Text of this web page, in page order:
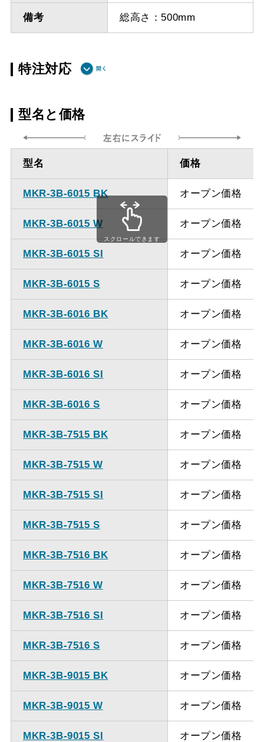
備考 総高さ：500mm
特注対応
方（壁面取付
タイプ）
ダクト方向上
方（天井取付
タイプ）
最小寸法 400ｍｍ
ダクト方向上
タイプ）
最大寸法 835ｍｍ
ダクト方向上
方（天井取付
最大寸法 835ｍｍ
法の対応は弊社にご確認
ください。
型名と価格
型名 価格
MKR-3B-6015 BK オープン価格
MKR-3B-6015 W オープン価格
MKR-3B-6015 SI オープン価格
MKR-3B-6015 S オープン価格
MKR-3B-6016 BK オープン価格
MKR-3B-6016 W オープン価格
MKR-3B-6016 SI オープン価格
MKR-3B-6016 S オープン価格
MKR-3B-7515 BK オープン価格
MKR-3B-7515 W オープン価格
MKR-3B-7515 SI オープン価格
MKR-3B-7515 S オープン価格
MKR-3B-7516 BK オープン価格
MKR-3B-7516 W オープン価格
MKR-3B-7516 SI オープン価格
MKR-3B-7516 S オープン価格
MKR-3B-9015 BK オープン価格
MKR-3B-9015 W オープン価格
MKR-3B-9015 SI オープン価格
スクロールできます